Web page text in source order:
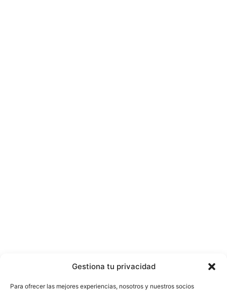
Gestiona tu privacidad
Para ofrecer las mejores experiencias, nosotros y nuestros socios